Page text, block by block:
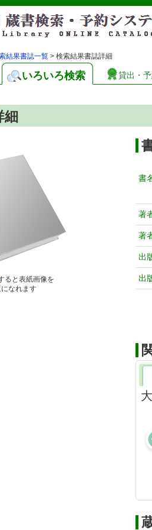
結果書誌一覧 > 検索結果書誌詳細
いろいろ検索 貸出・
細
ると表紙画像を
になれます
書
著
著
出
出